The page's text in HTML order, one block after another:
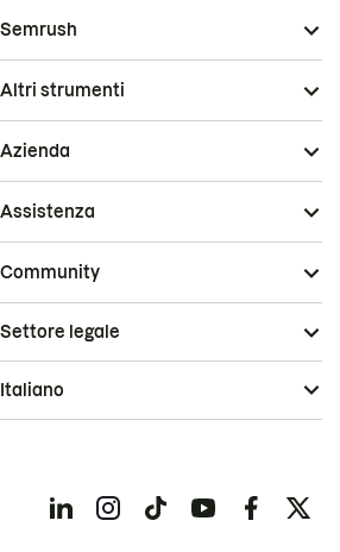
Semrush
Altri strumenti
Azienda
Assistenza
Community
Settore legale
Italiano